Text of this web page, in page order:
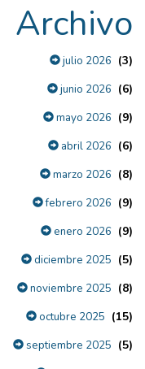
Archivo
julio 2026 (3)
junio 2026 (6)
mayo 2026 (9)
abril 2026 (6)
marzo 2026 (8)
febrero 2026 (9)
enero 2026 (9)
diciembre 2025 (5)
noviembre 2025 (8)
octubre 2025 (15)
septiembre 2025 (5)